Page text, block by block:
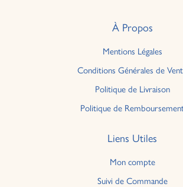
À Propos
Mentions Légales
Conditions Générales de
Politique de Livraison
Politique de
Liens Utiles
Mon compte
Suivi de Commande